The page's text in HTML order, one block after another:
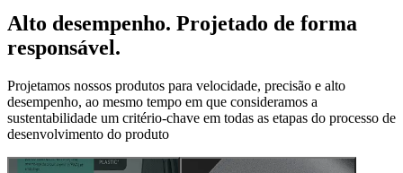
Alto desempenho. Projetado de forma
responsável.
Projetamos nossos produtos para velocidade, precisão e alto
desempenho, ao mesmo tempo em que consideramos a
sustentabilidade um critério-chave em todas as etapas do processo de
desenvolvimento do produto